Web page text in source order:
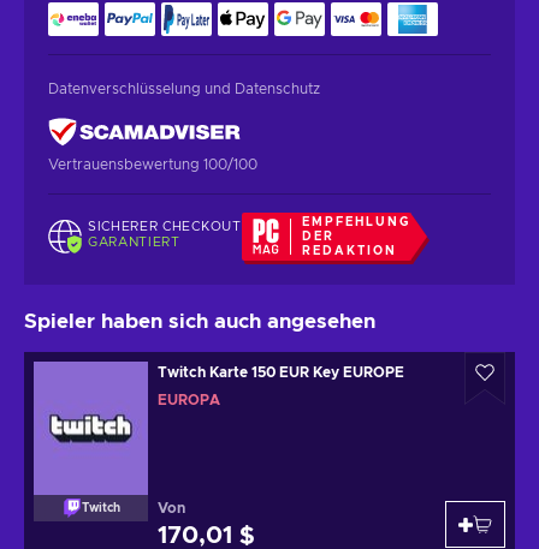
Datenverschlüsselung und Datenschutz
Vertrauensbewertung 100/100
SICHERER CHECKOUT
GARANTIERT
EMPFEHLUNG
DER
REDAKTION
Spieler haben sich auch angesehen
Twitch
Twitch Karte 150 EUR Key EUROPE
EUROPA
Von
170,01 $